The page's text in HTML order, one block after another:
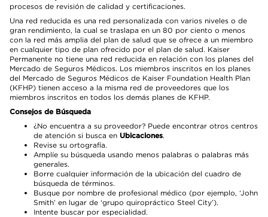
procesos de revisión de calidad y certificaciones.
Una red reducida es una red personalizada con varios niveles o de
gran rendimiento, la cual se traslapa en un 80 por ciento o menos
con la red más amplia del plan de salud que se ofrece a un miembro
en cualquier tipo de plan ofrecido por el plan de salud. Kaiser
Permanente no tiene una red reducida en relación con los planes del
Mercado de Seguros Médicos. Los miembros inscritos en los planes
del Mercado de Seguros Médicos de Kaiser Foundation Health Plan
(KFHP) tienen acceso a la misma red de proveedores que los
miembros inscritos en todos los demás planes de KFHP.
Consejos de Búsqueda
¿No encuentra a su proveedor? Puede encontrar otros centros
de atención si busca en Ubicaciones.
Revise su ortografía.
Amplíe su búsqueda usando menos palabras o palabras más
generales.
Borre cualquier información de la ubicación del cuadro de
búsqueda de términos.
Busque por nombre de profesional médico (por ejemplo, ‘John
Smith’ en lugar de ‘grupo quiropráctico Steel City’).
Intente buscar por especialidad.